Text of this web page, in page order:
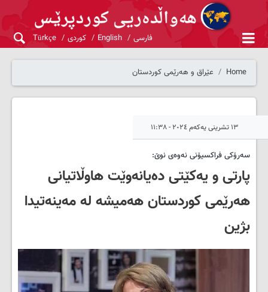
فارسی English کوردی Türkçe
Home عێراق و هەرێمی کوردستان
١٣ تشرینی یەکەم ٢٠٢٤ - ١١:٣٨
سەرۆکی فراکسیۆنی نەوەی نوێ:
پارتی و یەکێتی دەیانەوێت هاوڵاتیانی
هەرێمی کوردستان هەمیشە لە مەینەتیدا
بژین